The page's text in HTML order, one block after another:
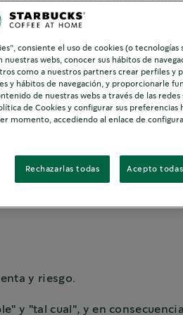
Datos y uso del correo
que rigen el acceso y el uso
adelante NESTLÉ),
de Barcelona, en el libro 760,
teléfono de atención al
a Nestlé España S.A. y
según corresponda en el
y riesgo.
y "tal cual", y en
consiente el uso de cookies (o tecnologías
webs, conocer sus hábitos de
como a nuestros partners crear perfiles y
y hábitos de navegación, y proporcionarle
de nuestras webs a través de las redes
de Cookies y configurar sus preferencias
momento, accediendo al enlace de
Rechazarlas todas Acepto